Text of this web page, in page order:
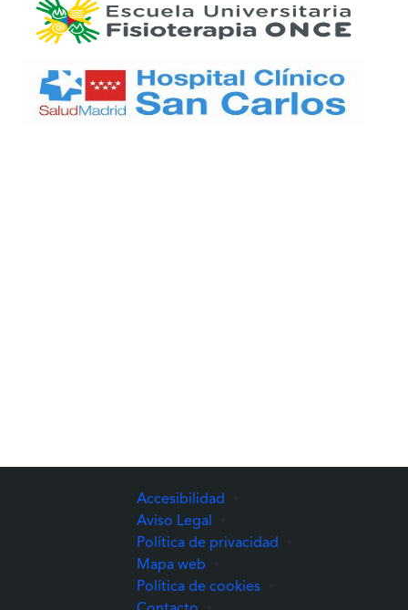
Accesibilidad
Aviso Legal
Política de privacidad
Mapa web
Política de cookies